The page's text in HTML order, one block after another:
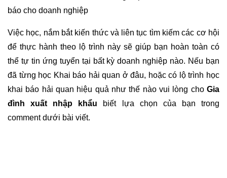
báo cho doanh nghiệp
Việc học, nắm bắt kiến thức và liên tục tìm kiếm các cơ hội
để thực hành theo lộ trình này sẽ giúp bạn hoàn toàn có
thể tự tin ứng tuyển tại bất kỳ doanh nghiệp nào. Nếu bạn
đã từng học Khai báo hải quan ở đâu, hoặc có lộ trình học
khai báo hải quan hiệu quả như thế nào vui lòng cho Gia
đình xuất nhập khẩu biết lựa chọn của bạn trong
comment dưới bài viết.